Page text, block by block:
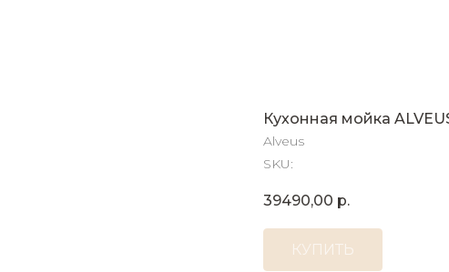
Кухонная мойка
Alveus
SKU:
39490,00 р.
КУПИТЬ